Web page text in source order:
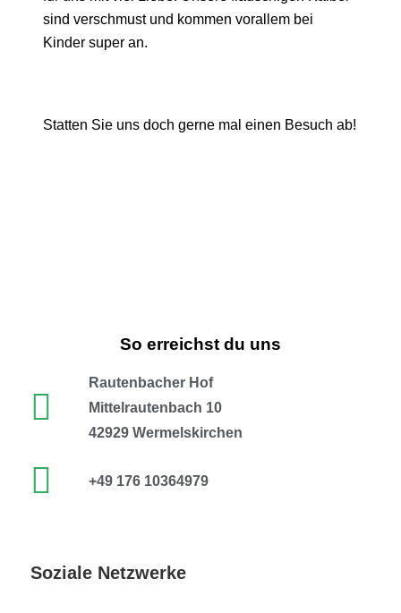
sind verschmust und kommen vorallem bei
Kinder super an.
Statten Sie uns doch gerne mal einen Besuch ab!
So erreichst du uns
Rautenbacher Hof
Mittelrautenbach 10
42929 Wermelskirchen
+49 176 10364979
Soziale Netzwerke